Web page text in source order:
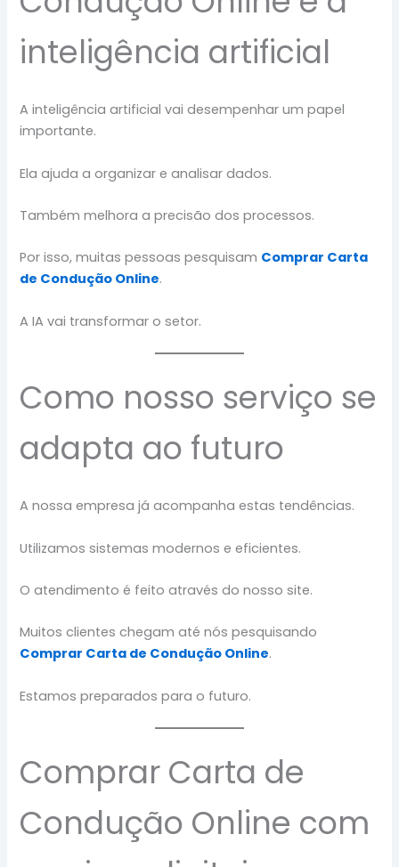
inteligência artificial
A inteligência artificial vai desempenhar um papel
importante.
Ela ajuda a organizar e analisar dados.
Também melhora a precisão dos processos.
Por isso, muitas pessoas pesquisam Comprar Carta
de Condução Online.
A IA vai transformar o setor.
Como nosso serviço se
adapta ao futuro
A nossa empresa já acompanha estas tendências.
Utilizamos sistemas modernos e eficientes.
O atendimento é feito através do nosso site.
Muitos clientes chegam até nós pesquisando
Comprar Carta de Condução Online.
Estamos preparados para o futuro.
Comprar Carta de
Condução Online com